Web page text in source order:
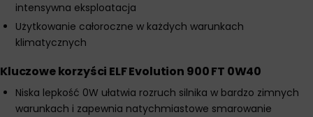
intensywna eksploatacja
Użytkowanie całoroczne w każdych warunkach
klimatycznych
Kluczowe korzyści ELF Evolution 900 FT 0W40
Niska lepkość 0W ułatwia rozruch silnika w bardzo zimnych
warunkach i zapewnia natychmiastowe smarowanie